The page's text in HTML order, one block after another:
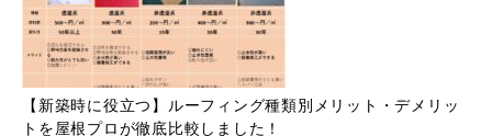
【新築時に役立つ】ルーフィング種類別メリット・デメリッ
トを屋根プロが徹底比較しました！